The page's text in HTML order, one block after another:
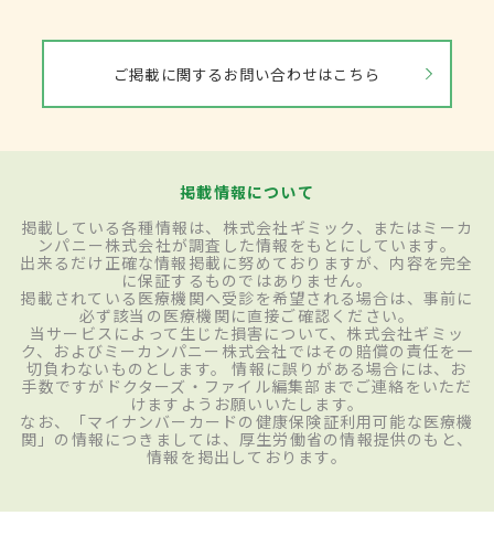
ご掲載に関するお問い合わせはこちら
掲載情報について
掲載している各種情報は、株式会社ギミック、またはミーカ
ンパニー株式会社が調査した情報をもとにしています。
出来るだけ正確な情報掲載に努めておりますが、内容を完全
に保証するものではありません。
掲載されている医療機関へ受診を希望される場合は、事前に
必ず該当の医療機関に直接ご確認ください。
当サービスによって生じた損害について、株式会社ギミッ
ク、およびミーカンパニー株式会社ではその賠償の責任を一
切負わないものとします。 情報に誤りがある場合には、お
手数ですがドクターズ・ファイル編集部までご連絡をいただ
けますようお願いいたします。
なお、「マイナンバーカードの健康保険証利用可能な医療機
関」の情報につきましては、厚生労働省の情報提供のもと、
情報を掲出しております。